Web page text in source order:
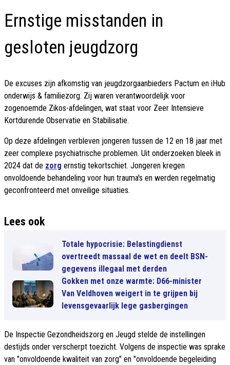
Ernstige misstanden in
gesloten jeugdzorg
De excuses zijn afkomstig van jeugdzorgaanbieders Pactum en iHub
onderwijs & familiezorg. Zij waren verantwoordelijk voor
zogenoemde Zikos-afdelingen, wat staat voor Zeer Intensieve
Kortdurende Observatie en Stabilisatie.
Op deze afdelingen verbleven jongeren tussen de 12 en 18 jaar met
zeer complexe psychiatrische problemen. Uit onderzoeken bleek in
2024 dat de zorg ernstig tekortschiet. Jongeren kregen
onvoldoende behandeling voor hun trauma's en werden regelmatig
geconfronteerd met onveilige situaties.
Lees ook
Totale hypocrisie: Belastingdienst
overtreedt massaal de wet en deelt BSN-
gegevens illegaal met derden
Gokken met onze warmte: D66-minister
Van Veldhoven weigert in te grijpen bij
levensgevaarlijk lege gasbergingen
De Inspectie Gezondheidszorg en Jeugd stelde de instellingen
destijds onder verscherpt toezicht. Volgens de inspectie was sprake
van "onvoldoende kwaliteit van zorg" en "onvoldoende begeleiding